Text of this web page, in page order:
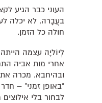
העוני כבר הגיע
בעֲבָרה, לא יכלה
חולה כל הזמן.
לְיוֹליָה עצמה
אחרי מות אביה
ובהיחבא. מכרה
"באופן זמני" – חדר
לבחור בלי